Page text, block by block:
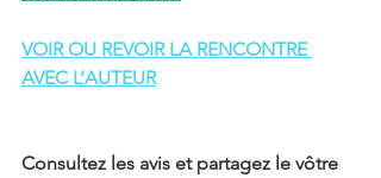
VOIR OU REVOIR LA RENCONTRE
AVEC L’AUTEUR
Consultez les avis et partagez le vôtre